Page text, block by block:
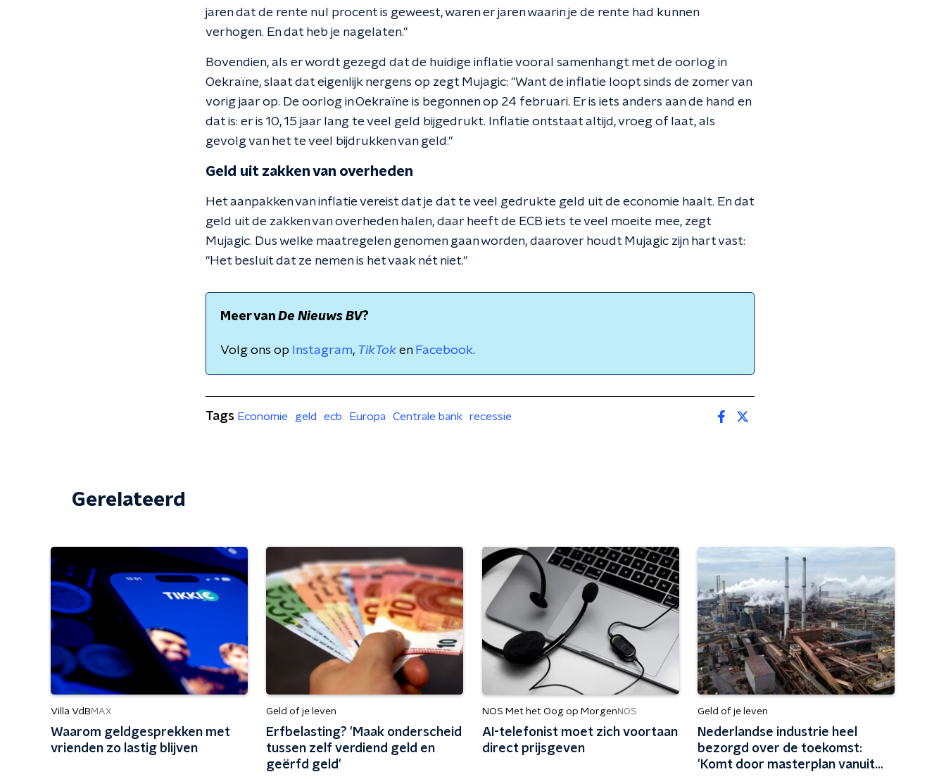
jaren dat de rente nul procent is geweest, waren er jaren waarin je de rente had kunnen
verhogen. En dat heb je nagelaten."
Bovendien, als er wordt gezegd dat de huidige inflatie vooral samenhangt met de oorlog in
Oekraïne, slaat dat eigenlijk nergens op zegt Mujagic: "Want de inflatie loopt sinds de zomer van
vorig jaar op. De oorlog in Oekraïne is begonnen op 24 februari. Er is iets anders aan de hand en
dat is: er is 10, 15 jaar lang te veel geld bijgedrukt. Inflatie ontstaat altijd, vroeg of laat, als
gevolg van het te veel bijdrukken van geld."
Geld uit zakken van overheden
Het aanpakken van inflatie vereist dat je dat te veel gedrukte geld uit de economie haalt. En dat
geld uit de zakken van overheden halen, daar heeft de ECB iets te veel moeite mee, zegt
Mujagic. Dus welke maatregelen genomen gaan worden, daarover houdt Mujagic zijn hart vast:
"Het besluit dat ze nemen is het vaak nét niet."
Meer van De Nieuws BV?
Volg ons op Instagram, TikTok en Facebook.
Tags Economie geld ecb Europa Centrale bank recessie
Gerelateerd
Villa VdB MAX
Waarom geldgesprekken met
vrienden zo lastig blijven
Geld of je leven
Erfbelasting? 'Maak onderscheid
tussen zelf verdiend geld en
geërfd geld'
NOS Met het Oog op Morgen NOS
AI-telefonist moet zich voortaan
direct prijsgeven
Geld of je leven
Nederlandse industrie heel
bezorgd over de toekomst:
'Komt door masterplan vanuit